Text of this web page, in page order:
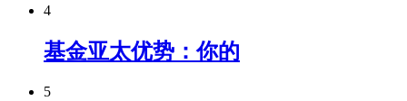
4
基金亚太优势：你的
5